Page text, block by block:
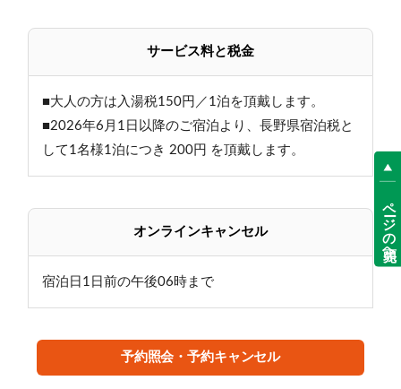
しっかり食べて、元気に出発
【お食事時間等のご案内】
・夕食時間／18:00～19:30
・朝食時間／7:30～9:00
・夕食付プランのご予約でも、19:30以降のご到着にな
った場合は夕食の用意はいたしかねます。
≪その１自慢の温泉≫
・当館の中庭から汲み上げる、自家源泉かけ流し
サービス料と税金
■大人の方は入湯税150円／1泊を頂戴します。
■2026年6月1日以降のご宿泊より、長野県宿泊税と
して1名様1泊につき 200円 を頂戴します。
オンラインキャンセル
宿泊日1日前の午後06時まで
予約照会・予約キャンセル
ページの先頭へ